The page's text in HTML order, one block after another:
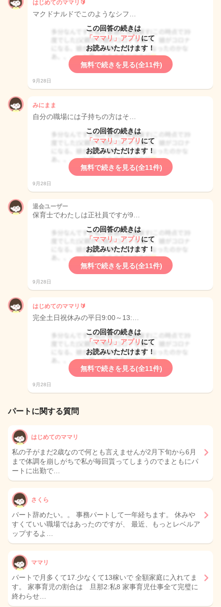
はじめてのママリ🔰
マクドナルドでこのようなシフ…
この回答の続きは
「ママリ」アプリ にて
お読みいただけます！
無料で続きを見る(全11件)
9月28日
みにまま
自分の職場には子持ちの方はそ…
この回答の続きは
「ママリ」アプリ にて
お読みいただけます！
無料で続きを見る(全11件)
9月28日
退会ユーザー
保育士でわたしは正社員ですが9…
この回答の続きは
「ママリ」アプリ にて
お読みいただけます！
無料で続きを見る(全11件)
9月28日
はじめてのママリ🔰
完全土日祝休みの平日9:00～13:…
この回答の続きは
「ママリ」アプリ にて
お読みいただけます！
無料で続きを見る(全11件)
9月28日
パートに関する質問
はじめてのママリ
私の子がまだ2歳なので何とも言えませんが2月下旬から6月
まで体調を崩しがちで私が毎回貰ってしまうのでまともにパ
ートに出勤で…
さくら
パート辞めたい。。 事務パートして一年経ちます。 休みや
すくていい職場ではあったのですが、 最近、もっとレベルア
ップするよ…
ママリ
パートで月多くて17.少なくて13稼いで 全額家庭に入れてま
す。 家事育児の割合は 旦那2:私8 家事育児仕事全て完璧に
終わらせ…